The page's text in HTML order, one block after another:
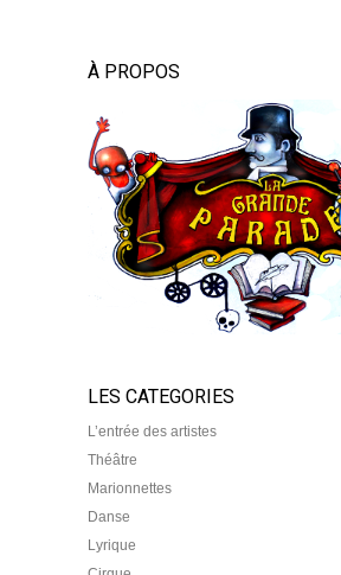
À PROPOS
LES CATEGORIES
L’entrée des artistes
Théâtre
Marionnettes
Danse
Lyrique